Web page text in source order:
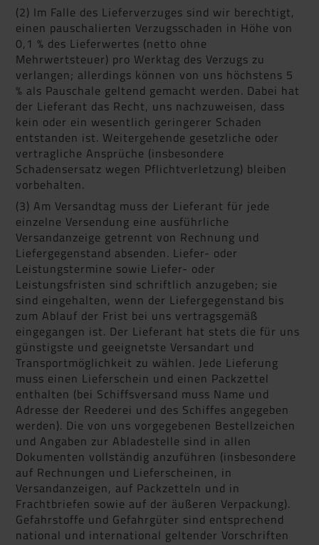
(2) Im Falle des Lieferverzuges sind wir berechtigt,
einen pauschalierten Verzugsschaden in Höhe von
0,1 % des Lieferwertes (netto ohne
Mehrwertsteuer) pro Werktag des Verzugs zu
verlangen; allerdings können von uns höchstens 5
% als Pauschale geltend gemacht werden. Dabei hat
der Lieferant das Recht, uns nachzuweisen, dass
kein oder ein wesentlich geringerer Schaden
entstanden ist. Weitergehende gesetzliche oder
vertragliche Ansprüche (insbesondere
Schadensersatz wegen Pflichtverletzung) bleiben
vorbehalten.
(3) Am Versandtag muss der Lieferant für jede
einzelne Versendung eine ausführliche
Versandanzeige getrennt von Rechnung und
Liefergegenstand absenden. Liefer- oder
Leistungstermine sowie Liefer- oder
Leistungsfristen sind schriftlich anzugeben; sie
sind eingehalten, wenn der Liefergegenstand bis
zum Ablauf der Frist bei uns vertragsgemäß
eingegangen ist. Der Lieferant hat stets die für uns
günstigste und geeignetste Versandart und
Transportmöglichkeit zu wählen. Jede Lieferung
muss einen Lieferschein und einen Packzettel
enthalten (bei Schiffsversand muss Name und
Adresse der Reederei und des Schiffes angegeben
werden). Die von uns vorgegebenen Bestellzeichen
und Angaben zur Abladestelle sind in allen
Dokumenten vollständig anzuführen (insbesondere
auf Rechnungen und Lieferscheinen, in
Versandanzeigen, auf Packzetteln und in
Frachtbriefen sowie auf der äußeren Verpackung).
Gefahrstoffe und Gefahrgüter sind entsprechend
national und international geltender Vorschriften